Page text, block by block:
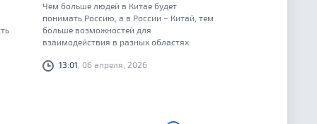
Чем больше людей в Китае будет
понимать Россию, а в России – Китай, тем
больше возможностей для
взаимодействия в разных областях:
13:01 , 06 апреля, 2026